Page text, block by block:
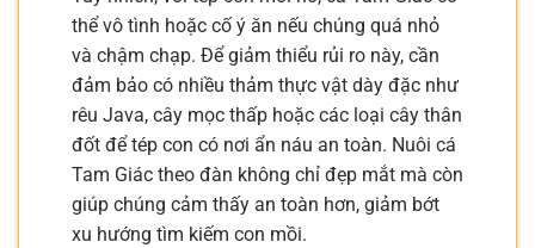
thể vô tình hoặc cố ý ăn nếu chúng quá nhỏ
và chậm chạp. Để giảm thiểu rủi ro này, cần
đảm bảo có nhiều thảm thực vật dày đặc như
rêu Java, cây mọc thấp hoặc các loại cây thân
đốt để tép con có nơi ẩn náu an toàn. Nuôi cá
Tam Giác theo đàn không chỉ đẹp mắt mà còn
giúp chúng cảm thấy an toàn hơn, giảm bớt
xu hướng tìm kiếm con mồi.